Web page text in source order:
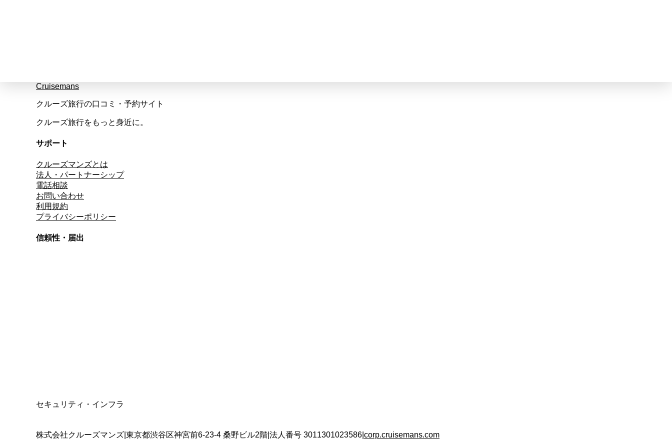
Cruisemans
クルーズ旅行の口コミ・予約サイト
クルーズ旅行をもっと身近に。
サポート
クルーズマンズとは
法人・パートナーシップ
電話相談
お問い合わせ
利用規約
プライバシーポリシー
信頼性・届出
セキュリティ・インフラ
株式会社クルーズマンズ 東京都渋谷区神宮前6-23-4 桑野ビル2階 法人番号 3011301023586 corp.cruisemans.com